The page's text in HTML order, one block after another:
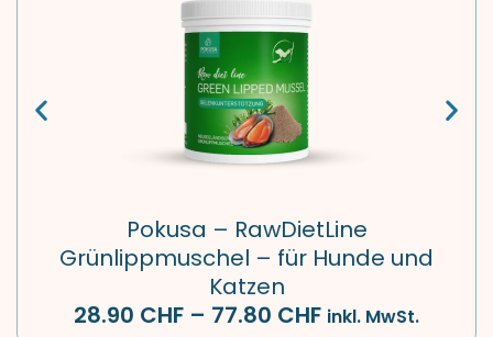
Pokusa – RawDietLine
Grünlippmuschel – für Hunde und
Katzen
28.90 CHF – 77.80 CHF inkl. MwSt.